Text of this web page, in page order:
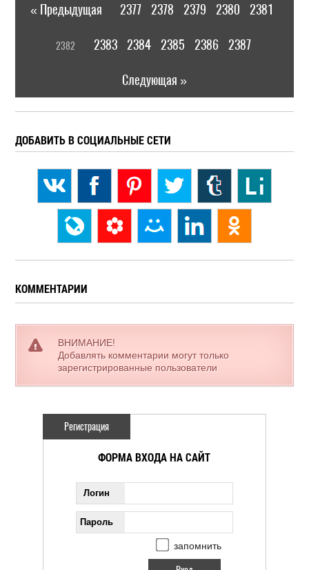
« Предыдущая 2377 2378 2379 2380 2381
2382 2383 2384 2385 2386 2387
Следующая »
ДОБАВИТЬ В СОЦИАЛЬНЫЕ СЕТИ
КОММЕНТАРИИ
ВНИМАНИЕ!
Добавлять комментарии могут только
зарегистрированные пользователи
Регистрация
ФОРМА ВХОДА НА САЙТ
Логин
Пароль
запомнить